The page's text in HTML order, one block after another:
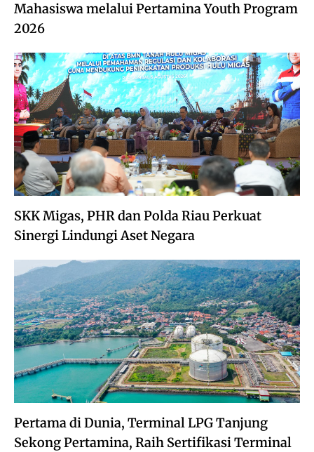
Mahasiswa melalui Pertamina Youth Program
2026
SKK Migas, PHR dan Polda Riau Perkuat
Sinergi Lindungi Aset Negara
Pertama di Dunia, Terminal LPG Tanjung
Sekong Pertamina, Raih Sertifikasi Terminal